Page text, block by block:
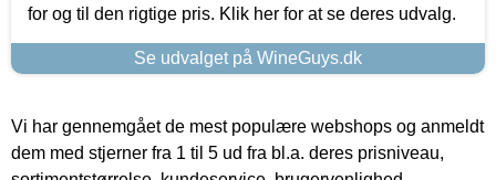
for og til den rigtige pris. Klik her for at se deres udvalg.
Se udvalget på WineGuys.dk
Vi har gennemgået de mest populære webshops og anmeldt
dem med stjerner fra 1 til 5 ud fra bl.a. deres prisniveau,